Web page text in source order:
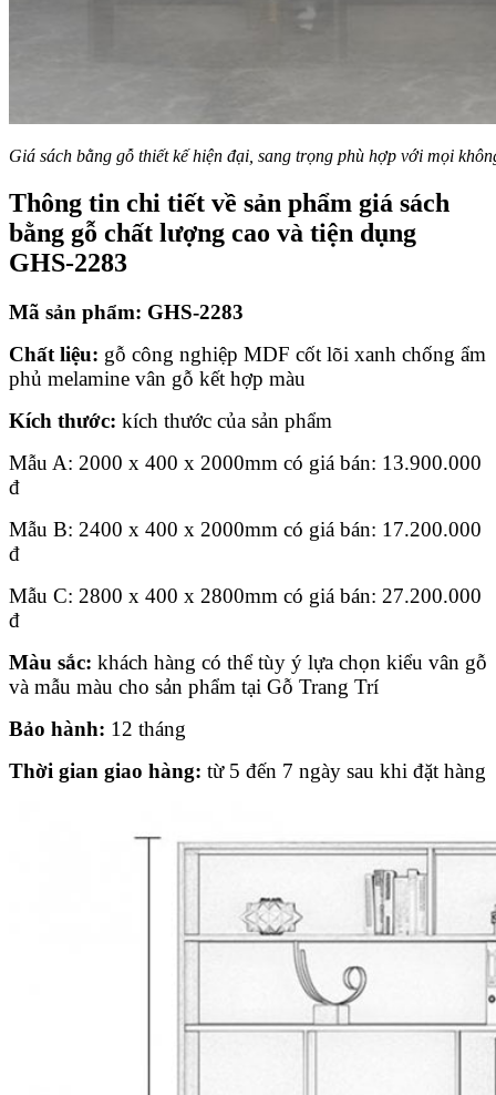
Giá sách bằng gỗ thiết kế hiện đại, sang trọng phù hợp với mọi
Thông tin chi tiết về sản phẩm giá sách
bằng gỗ chất lượng cao và tiện dụng
GHS-2283
Mã sản phẩm: GHS-2283
Chất liệu: gỗ công nghiệp MDF cốt lõi xanh chống ẩm
phủ melamine vân gỗ kết hợp màu
Kích thước: kích thước của sản phẩm
Mẫu A: 2000 x 400 x 2000mm có giá bán: 13.900.000
đ
Mẫu B: 2400 x 400 x 2000mm có giá bán: 17.200.000
đ
Mẫu C: 2800 x 400 x 2800mm có giá bán: 27.200.000
đ
Màu sắc: khách hàng có thể tùy ý lựa chọn kiểu vân gỗ
và mẫu màu cho sản phẩm tại Gỗ Trang Trí
Bảo hành: 12 tháng
Thời gian giao hàng: từ 5 đến 7 ngày sau khi đặt hàng